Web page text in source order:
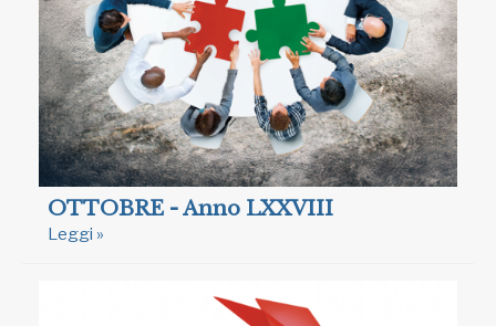
OTTOBRE - Anno LXXVIII
Leggi »